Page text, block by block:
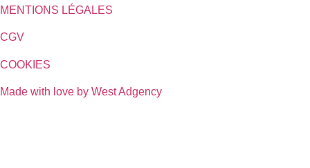
MENTIONS LÉGALES
CGV
COOKIES
Made with love by West Adgency